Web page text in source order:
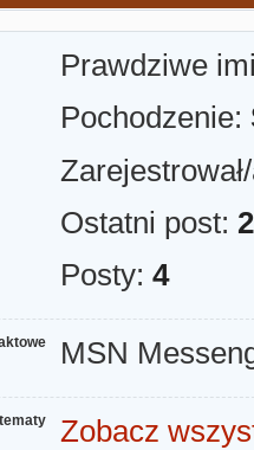
Prawdziwe
Pochodzenie:
Ostatni post:
Posty: 4
MSN
Zobacz